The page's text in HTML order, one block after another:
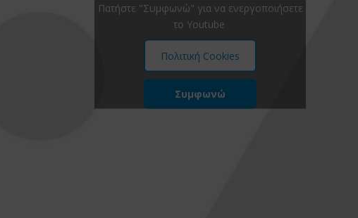
Πατήστε "Συμφωνώ" για να ενεργοποιήσετε
το Youtube
Πολιτική Cookies
Συμφωνώ